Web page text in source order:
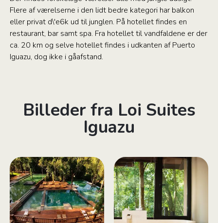
Flere af værelserne i den lidt bedre kategori har balkon
eller privat d\'e6k ud til junglen. På hotellet findes en
restaurant, bar samt spa. Fra hotellet til vandfaldene er der
ca. 20 km og selve hotellet findes i udkanten af Puerto
Iguazu, dog ikke i gåafstand.
Billeder fra Loi Suites
Iguazu